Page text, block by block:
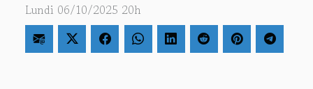
Lundi 06/10/2025 20h